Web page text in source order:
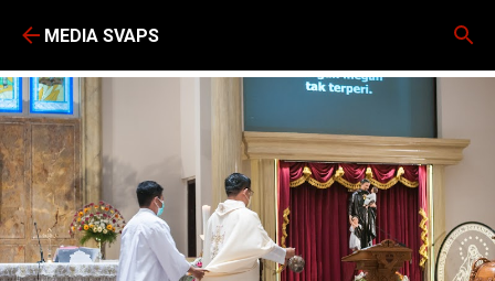
MEDIA SVAPS